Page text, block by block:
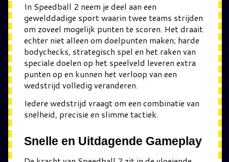
In Speedball 2 neem je deel aan een
gewelddadige sport waarin twee teams strijden
om zoveel mogelijk punten te scoren. Het draait
echter niet alleen om doelpunten maken; harde
bodychecks, strategisch spel en het raken van
speciale doelen op het speelveld leveren extra
punten op en kunnen het verloop van een
wedstrijd volledig veranderen.
Iedere wedstrijd vraagt om een combinatie van
snelheid, precisie en slimme tactiek.
Snelle en Uitdagende Gameplay